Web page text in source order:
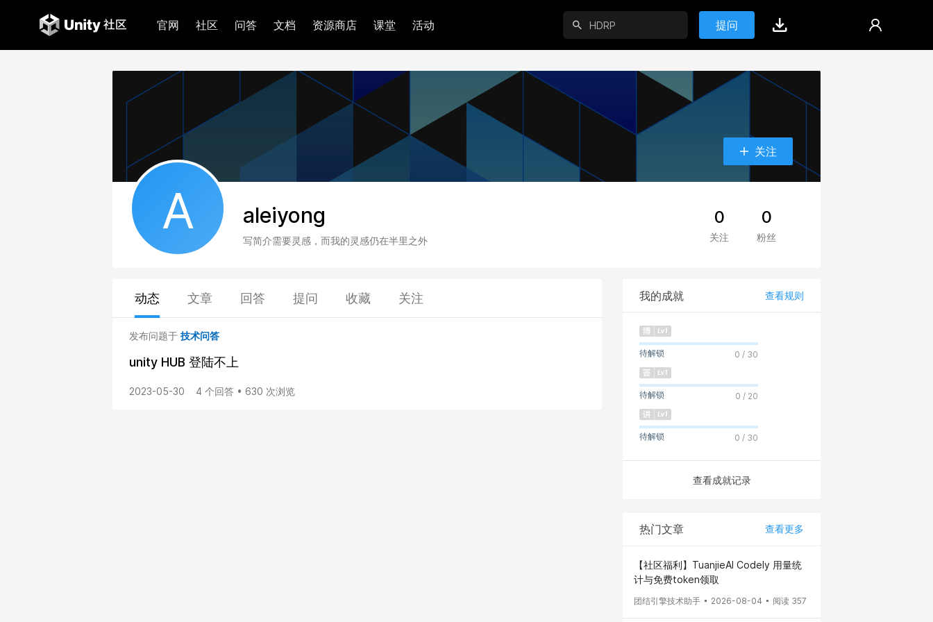
官网 社区 问答 文档 资源商店 课堂 活动 提问
关注
A aleiyong
写简介需要灵感，而我的灵感仍在半里之外
0
关注
0
粉丝
动态 文章 回答 提问 收藏 关注
发布问题于 技术问答
unity HUB 登陆不上
2023-05-30 4 个回答 • 630 次浏览
我的成就 查看规则
待解锁 0 / 30
待解锁 0 / 20
待解锁 0 / 30
查看成就记录
热门文章 查看更多
【社区福利】TuanjieAI Codely 用量统
计与免费token领取
团结引擎技术助手 2026-08-04 阅读 357